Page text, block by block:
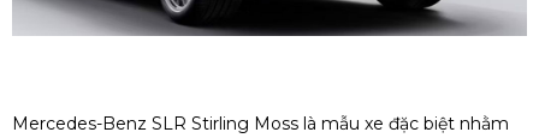
Mercedes-Benz SLR Stirling Moss là mẫu xe đặc biệt nhằm